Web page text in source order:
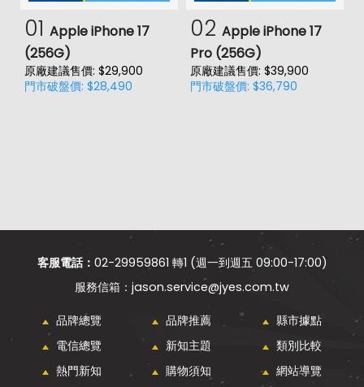
01 Apple iPhone 17
(256G)
原廠建議售價: $29,900
門市破盤價: $28,490
02 Apple iPhone 17
Pro (256G)
原廠建議售價: $39,900
門市破盤價: $36,790
客服電話： 02-29959861 轉1 (週一到週五 09:00-17:00)
jason.service@jyes.com.tw
品牌總覽 品牌推薦
縣市據點
電信總覽
新知主題
類別比較
熱門新知
購物須知 網站導覽